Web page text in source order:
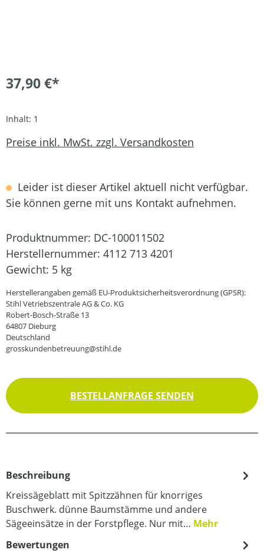
37,90 €*
Inhalt: 1
Preise inkl. MwSt. zzgl. Versandkosten
Leider ist dieser Artikel aktuell nicht verfügbar.
Sie können gerne mit uns Kontakt aufnehmen.
Produktnummer: DC-100011502
Herstellernummer: 4112 713 4201
Gewicht: 5 kg
Herstellerangaben gemäß EU-Produktsicherheitsverordnung (GPSR):
Stihl Vetriebszentrale AG & Co. KG
Robert-Bosch-Straße 13
64807 Dieburg
Deutschland
grosskundenbetreuung@stihl.de
BESTELLANFRAGE SENDEN
Beschreibung
Kreissägeblatt mit Spitzzähnen für knorriges
Buschwerk. dünne Baumstämme und andere
Sägeeinsätze in der Forstpflege. Nur mit… Mehr
Bewertungen